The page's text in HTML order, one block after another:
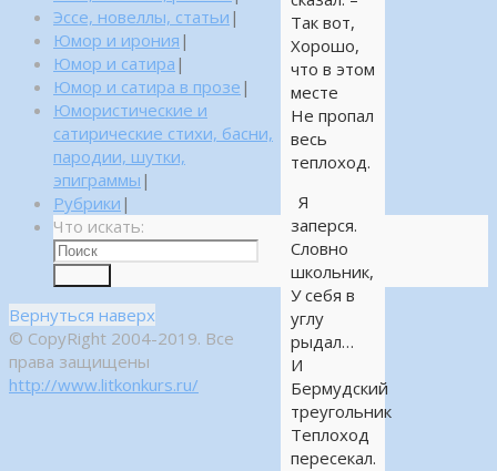
Так вот,
Хорошо,
что в этом
месте
Не пропал
весь
теплоход.
Я
заперся.
Словно
школьник,
У себя в
углу
рыдал…
И
Бермудский
треугольник
Теплоход
пересекал.
Эссе, новеллы, статьи |
Юмор и ирония |
Юмор и сатира |
Юмор и сатира в прозе |
Юмористические и
сатирические стихи, басни,
пародии, шутки,
эпиграммы |
Рубрики |
Что искать:
Вернуться наверх
© CopyRight 2004-2019. Все
права защищены
http://www.litkonkurs.ru/